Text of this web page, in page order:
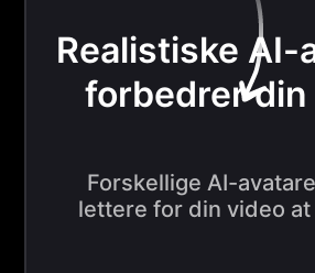
Realistiske AI-
forbedrer din
Forskellige AI-
lettere for din video